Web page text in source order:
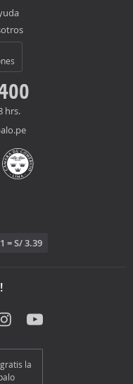
hrs.
= S/ 3.39
la